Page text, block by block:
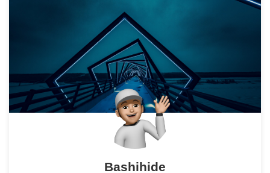
Bashihide